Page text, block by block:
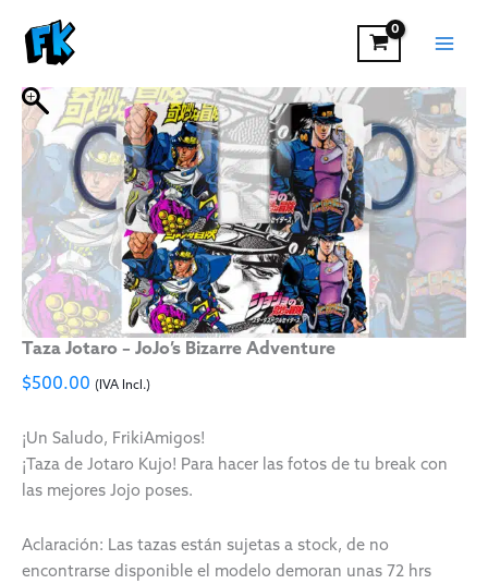
contenido
Taza Jotaro – JoJo’s Bizarre Adventure
$500.00 (IVA Incl.)
¡Un Saludo, FrikiAmigos!
¡Taza de Jotaro Kujo! Para hacer las fotos de tu break con
las mejores Jojo poses.
Aclaración: Las tazas están sujetas a stock, de no
encontrarse disponible el modelo demoran unas 72 hrs